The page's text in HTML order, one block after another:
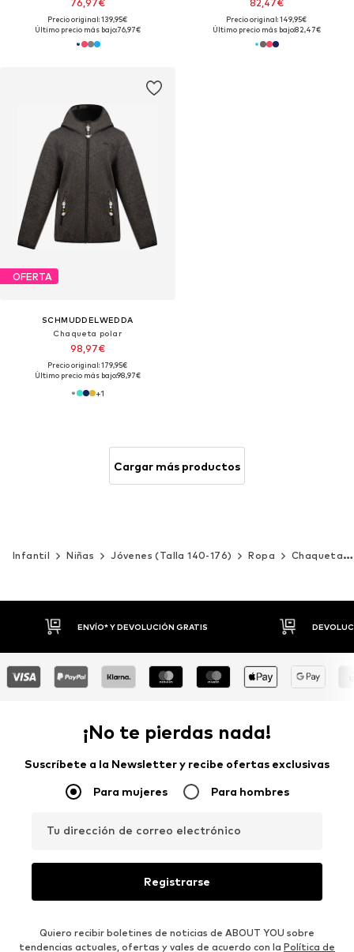
76,97€
Precio original: 139,95€
Último precio más bajo:76,97€
82,47€
Precio original: 149,95€
Último precio más bajo:82,47€
OFERTA
SCHMUDDELWEDDA
Chaqueta polar
98,97€
Precio original: 179,95€
Último precio más bajo:98,97€
+1
Cargar más productos
Infantil Niñas Jóvenes (Talla 140-176) Ropa Chaquetas y abrigos
DEVOLUCIONES HASTA 30 DÍAS
¡No te pierdas nada!
Suscríbete a la Newsletter y recibe ofertas exclusivas
Para mujeres Para hombres
Tu dirección de correo electrónico
Registrarse
Quiero recibir boletines de noticias de ABOUT YOU sobre
tendencias actuales, ofertas y vales de acuerdo con la Política de